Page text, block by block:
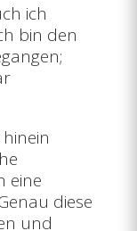
ich
bin den
eine
diese
und